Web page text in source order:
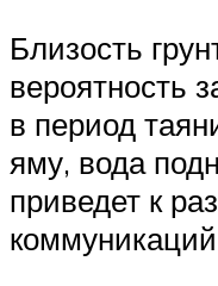
Близость
вероятность
в период
яму, вода
приведет к